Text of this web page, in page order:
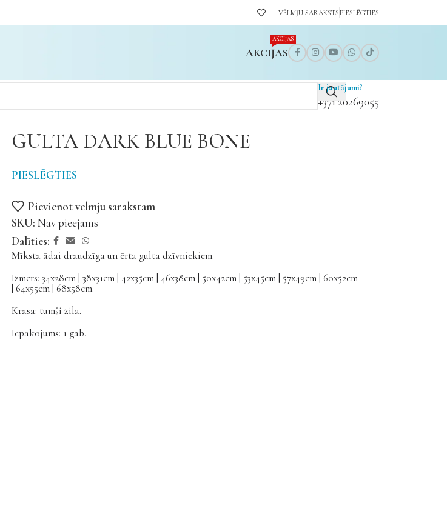
VĒLMJU SARAKSTSPIESLĒGTIES
AKCIJAS
AKCIJAS
Ir jautājumi?
+371 20269055
GULTA DARK BLUE BONE
PIESLĒGTIES
Pievienot vēlmju sarakstam
SKU: Nav pieejams
Dalīties:
Mīksta ādai draudzīga un ērta gulta dzīvniekiem.
Izmērs: 34x28cm | 38x31cm | 42x35cm | 46x38cm | 50x42cm | 53x45cm | 57x49cm | 60x52cm
| 64x55cm | 68x58cm.
Krāsa: tumši zila.
Iepakojums: 1 gab.